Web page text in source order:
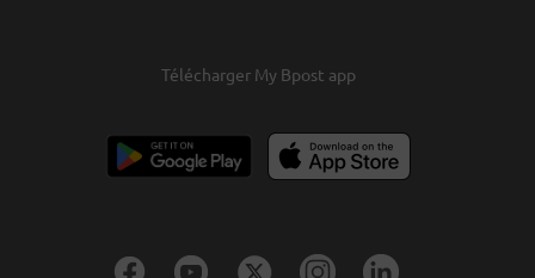
Télécharger My Bpost app